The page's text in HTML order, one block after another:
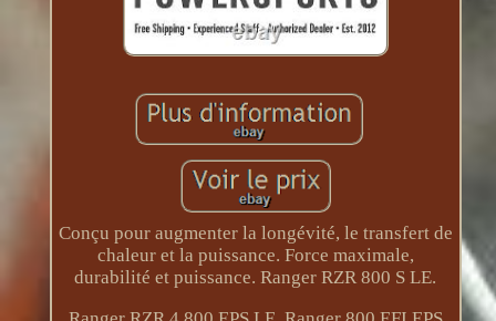
Conçu pour augmenter la longévité, le transfert de
chaleur et la puissance. Force maximale,
durabilité et puissance. Ranger RZR 800 S LE.